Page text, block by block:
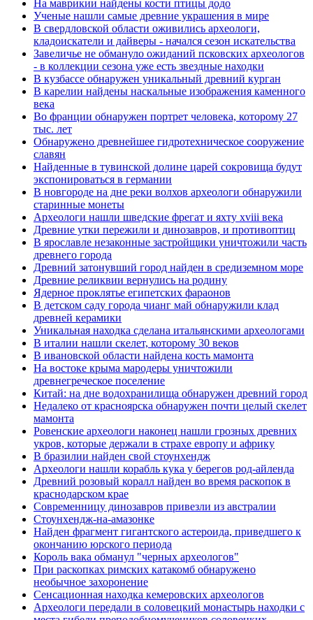
На маврикии найдены кости птицы додо
Ученые нашли самые древние украшения в мире
В свердловской области оживились археологи,
кладоискатели и дайверы - начался сезон искательства
Завеличье не обмануло ожиданий псковских археологов
- в коллекции сезона уже есть звездные находки
В кузбассе обнаружен уникальный древний курган
В карелии найдены наскальные изображения каменного
века
Во франции обнаружен портрет человека, которому 27
тыс. лет
Обнаружено древнейшее гидротехническое сооружение
славян
Найденные в тувинской долине царей сокровища будут
экспонироваться в германии
В новгороде на дне реки волхов археологи обнаружили
старинные монеты
Археологи нашли шведские фрегат и яхту xviii века
Древние утки пережили и динозавров, и противоптиц
В ярославле незаконные застройщики уничтожили часть
древнего города
Древний затонувший город найден в средиземном море
Древние реликвии вернулись на родину
Ядерное проклятье египетских фараонов
В детском саду города чианг май обнаружили клад
древней керамики
Уникальная находка сделана итальянскими археологами
В италии нашли скелет, которому 30 веков
В ивановской области найдена кость мамонта
На востоке крыма мародеры уничтожили
древнегреческое поселение
Китай: на дне водохранилища обнаружен древний город
Недалеко от красноярска обнаружен почти целый скелет
мамонта
Ровенские археологи наконец нашли грозных древних
укров, которые держали в страхе европу и африку
В бразилии найден свой стоунхендж
Археологи нашли корабль кука у берегов род-айленда
Древний розовый коралл найден во время раскопок в
краснодарском крае
Современницу динозавров привезли из австралии
Стоунхендж-на-амазонке
Найден фрагмент гигантского астероида, приведшего к
окончанию юрского периода
Король вака обманул "черных археологов"
При раскопках римских катакомб обнаружено
необычное захоронение
Сенсационная находка кемеровских археологов
Археологи передали в соловецкий монастырь находки с